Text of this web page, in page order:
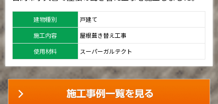
建物種別
戸建て
施工内容
屋根葺き替え工事
使用材料
スーパーガルテクト